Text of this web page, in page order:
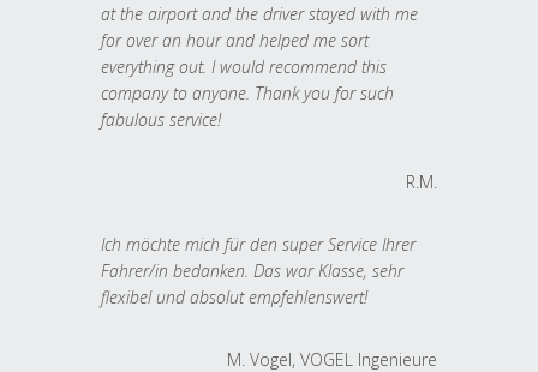
at the airport and the driver stayed with me
for over an hour and helped me sort
everything out. I would recommend this
company to anyone. Thank you for such
fabulous service!
R.M.
Ich möchte mich für den super Service Ihrer
Fahrer/in bedanken. Das war Klasse, sehr
flexibel und absolut empfehlenswert!
M. Vogel, VOGEL Ingenieure